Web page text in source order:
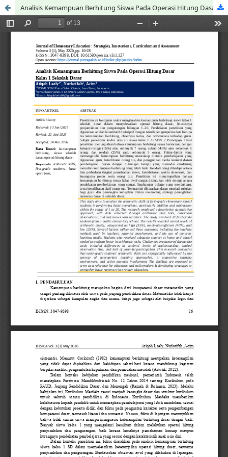
Analisis Kemampuan Berhitung Siswa Pada Operasi Hitung Dasar Kelas 1 Sekolah Dasar